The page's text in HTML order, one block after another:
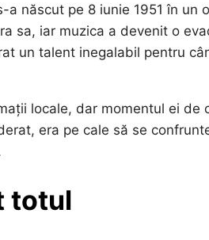
născut pe 8 iunie 1951 în un
sa, iar muzica a devenit o
un talent inegalabil pentru
locale, dar momentul ei de
era pe cale să se
totul